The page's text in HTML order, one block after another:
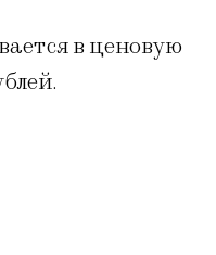
в ценовую